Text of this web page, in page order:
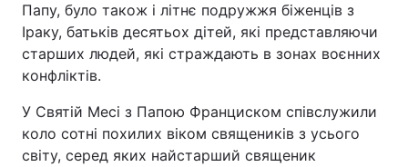
Папу, було також і літнє подружжя біженців з
Іраку, батьків десятьох дітей, які представляючи
старших людей, які страждають в зонах воєнних
конфліктів.
У Святій Месі з Папою Франциском співслужили
коло сотні похилих віком священиків з усього
світу, серед яких найстарший священик